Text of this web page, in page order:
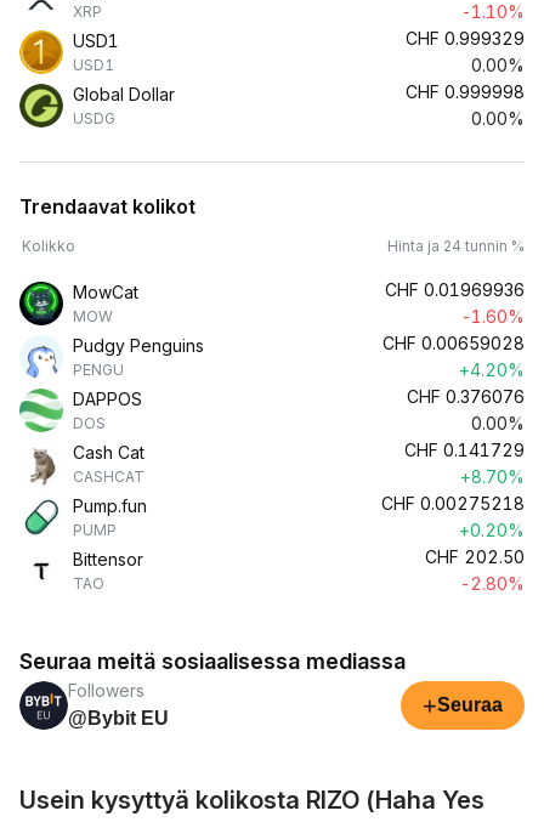
XRP
-1.10%
USD1
USD1
CHF 0.999329
0.00%
Global Dollar
USDG
CHF 0.999998
0.00%
Trendaavat kolikot
Kolikko Hinta ja 24 tunnin %
MowCat
MOW
CHF 0.01969936
-1.60%
Pudgy Penguins
PENGU
CHF 0.00659028
+4.20%
DAPPOS
DOS
CHF 0.376076
0.00%
Cash Cat
CASHCAT
CHF 0.141729
+8.70%
Pump.fun
PUMP
CHF 0.00275218
+0.20%
Bittensor
TAO
CHF 202.50
-2.80%
Seuraa meitä sosiaalisessa mediassa
Followers
@Bybit EU
+Seuraa
Usein kysyttyä kolikosta RIZO (Haha Yes